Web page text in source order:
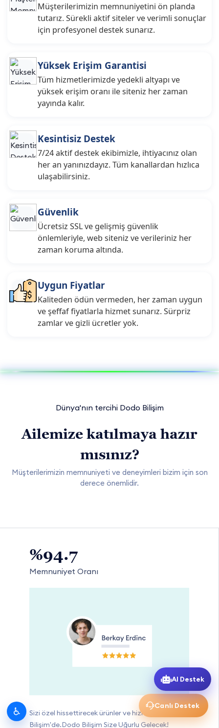
Müşterilerimizin memnuniyetini ön planda
tutarız. Sürekli aktif siteler ve verimli sonuçlar
için profesyonel destek sunarız.
Yüksek Erişim Garantisi
Tüm hizmetlerimizde yedekli altyapı ve
yüksek erişim oranı ile siteniz her zaman
yayında kalır.
Kesintisiz Destek
7/24 aktif destek ekibimizle, ihtiyacınız olan
her an yanınızdayız. Tüm kanallardan hızlıca
ulaşabilirsiniz.
Güvenlik
Ücretsiz SSL ve gelişmiş güvenlik
önlemleriyle, web siteniz ve verileriniz her
zaman koruma altında.
Uygun Fiyatlar
Kaliteden ödün vermeden, her zaman uygun
ve şeffaf fiyatlarla hizmet sunarız. Sürpriz
zamlar ve gizli ücretler yok.
Dünya'nın tercihi Dodo Bilişim
Ailemize katılmaya hazır
mısınız?
Müşterilerimizin memnuniyeti ve deneyimleri bizim için son
derece önemlidir.
%94.7
Memnuniyet Oranı
Sizi özel hissettirecek ürünler ve hizmetler Dodo
Bilişim'de.Dodo Bilişim Size Uğurlu Gelecek!
Canlı Destek
♿
AI Destek